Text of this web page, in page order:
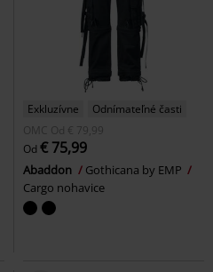
Exkluzívne
Odnímateľné časti
OMC Od € 79,99
Od € 75,99
Abaddon
Gothicana by EMP
Cargo nohavice